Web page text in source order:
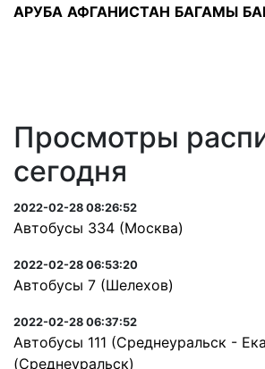
АРУБА АФГАНИСТАН БАГАМЫ
Просмотры
сегодня
2022-02-28 08:26:52
Автобусы 334 (Москва)
2022-02-28 06:53:20
Автобусы 7 (Шелехов)
2022-02-28 06:37:52
Автобусы 111 (Среднеуральск -
(Среднеуральск)